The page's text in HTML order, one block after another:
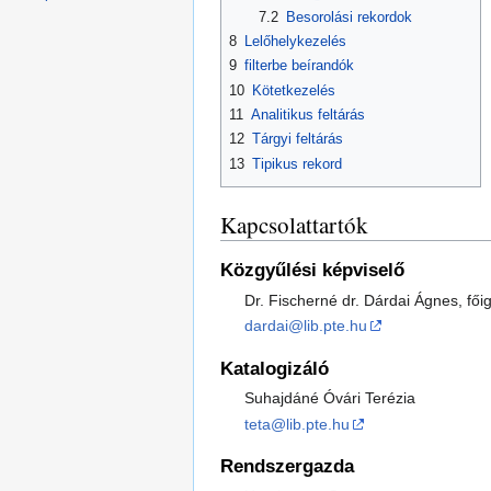
7.2 Besorolási rekordok
8 Lelőhelykezelés
9 filterbe beírandók
10 Kötetkezelés
11 Analitikus feltárás
12 Tárgyi feltárás
13 Tipikus rekord
Kapcsolattartók
Közgyűlési képviselő
Dr. Fischerné dr. Dárdai Ágnes,
dardai@lib.pte.hu
Katalogizáló
Suhajdáné Óvári Terézia
teta@lib.pte.hu
Rendszergazda